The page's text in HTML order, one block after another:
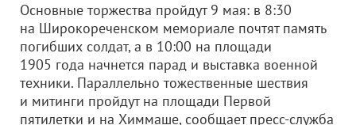
Основные торжества пройдут 9 мая: в 8:30
на Широкореченском мемориале почтят память
погибших солдат, а в 10:00 на площади
1905 года начнется парад и выставка военной
техники. Параллельно тожественные шествия
и митинги пройдут на площади Первой
пятилетки и на Химмаше, сообщает пресс-служба